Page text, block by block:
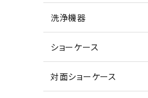
洗浄機器
ショーケース
対面ショーケース